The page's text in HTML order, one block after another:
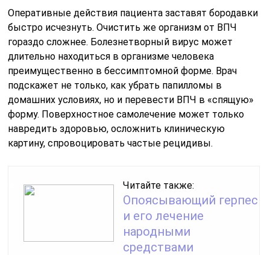
Оперативные действия пациента заставят бородавки
быстро исчезнуть. Очистить же организм от ВПЧ
гораздо сложнее. Болезнетворный вирус может
длительно находиться в организме человека
преимущественно в бессимптомной форме. Врач
подскажет не только, как убрать папилломы в
домашних условиях, но и перевести ВПЧ в «спящую»
форму. Поверхностное самолечение может только
навредить здоровью, осложнить клиническую
картину, спровоцировать частые рецидивы.
Читайте также:
Опоясывающий герпес
и его лечение
народными
средствами